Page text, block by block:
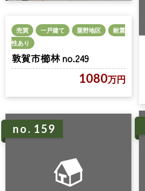
売買 一戸建て 粟野地区
耐震
性あり
敦賀市櫛林 no.249
1080万円
no. 159